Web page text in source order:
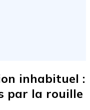
inhabituel :
par la rouille